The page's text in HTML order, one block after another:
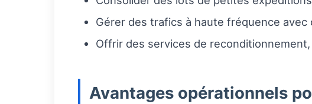
Gérer des trafics à haute fréquence
Offrir des services de
Avantages opérationnels